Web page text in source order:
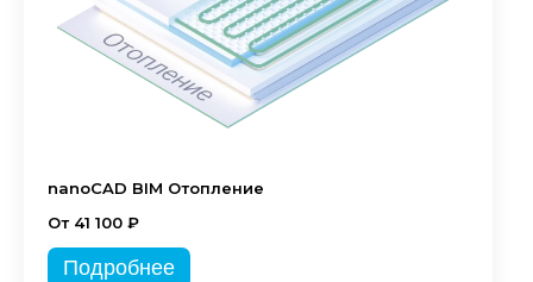
nanoCAD BIM Отопление
От 41 100 ₽
Подробнее